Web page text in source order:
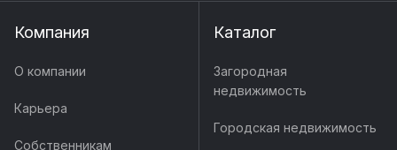
Компания
О компании
Карьера
Собственникам
Каталог
Загородная
недвижимость
Городская недвижимость